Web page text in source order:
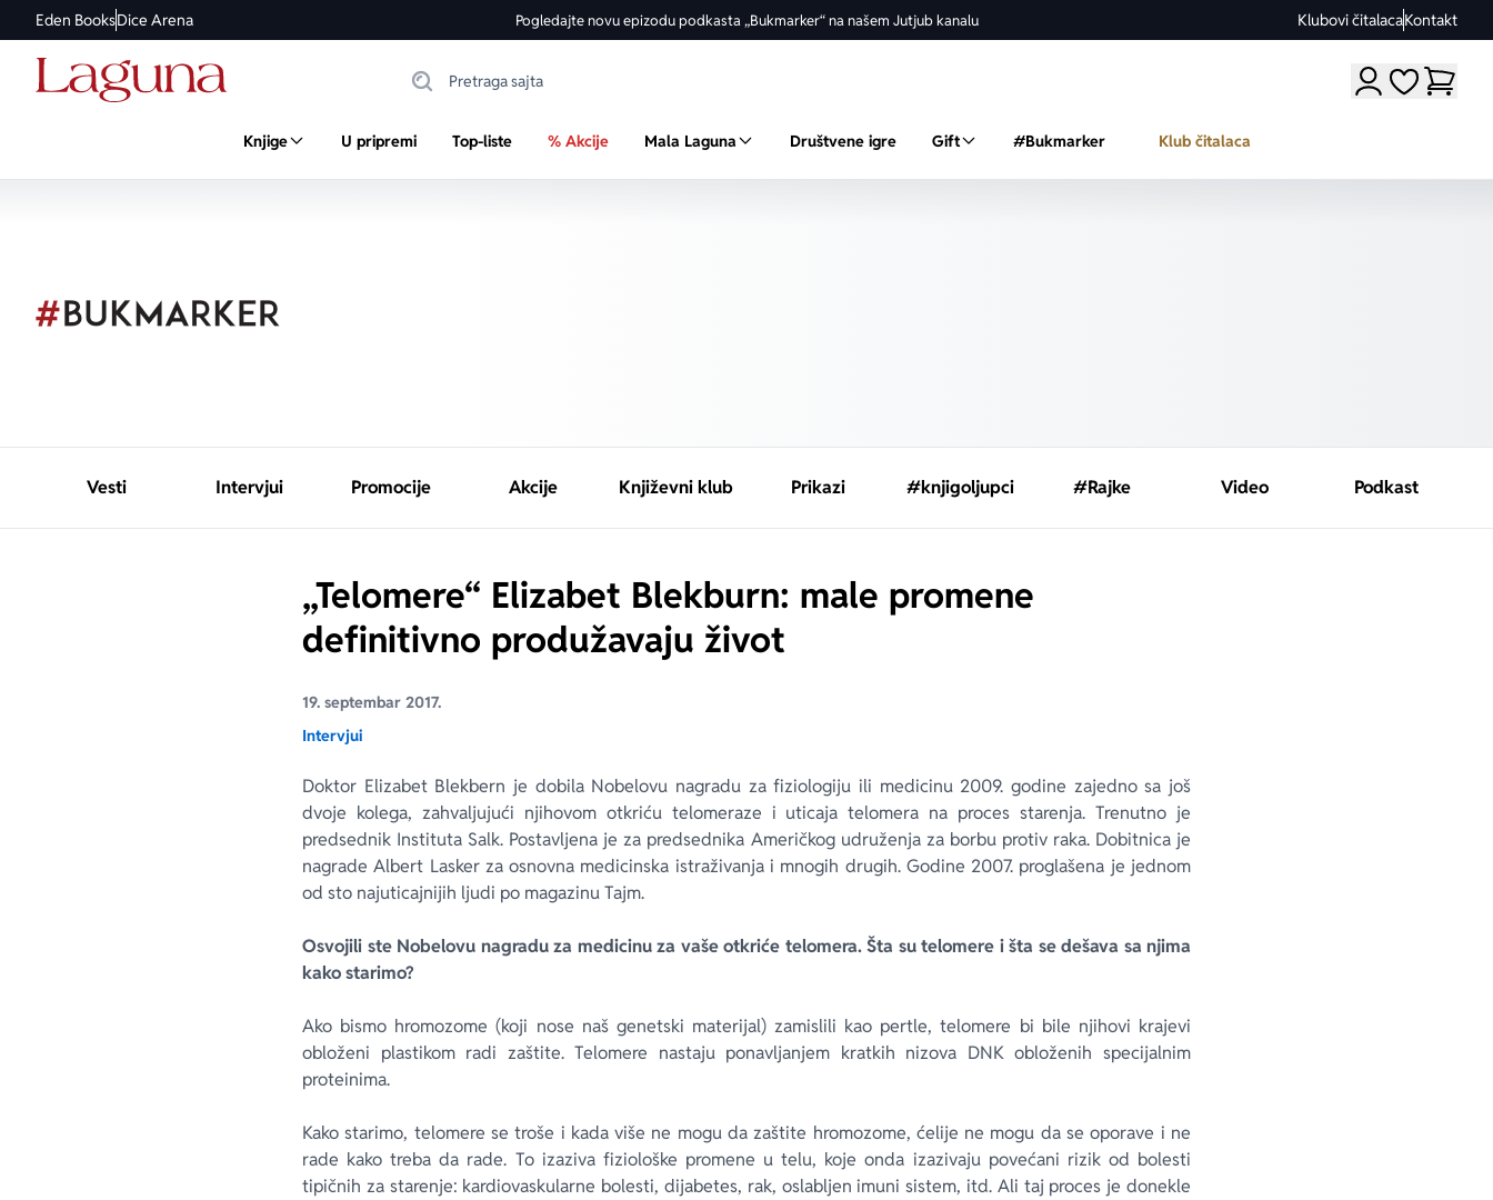
Eden BooksDice Arena Pogledajte novu epizodu podkasta „Bukmarker“ na našem Jutjub kanalu Klubovi čitalacaKontakt
Moji omiljeni
Knjige U pripremi Top-liste % Akcije Mala Laguna Društvene igre Gift #Bukmarker Klub čitalaca
Vesti Intervjui Promocije Akcije Književni klub Prikazi #knjigoljupci #Rajke Video Podkast
„Telomere“ Elizabet Blekburn: male promene
definitivno produžavaju život
19. septembar 2017.
Intervjui
Doktor Elizabet Blekbern je dobila Nobelovu nagradu za fiziologiju ili medicinu 2009. godine zajedno sa još
dvoje kolega, zahvaljujući njihovom otkriću telomeraze i uticaja telomera na proces starenja. Trenutno je
predsednik Instituta Salk. Postavljena je za predsednika Američkog udruženja za borbu protiv raka. Dobitnica je
nagrade Albert Lasker za osnovna medicinska istraživanja i mnogih drugih. Godine 2007. proglašena je jednom
od sto najuticajnijih ljudi po magazinu Tajm.
Osvojili ste Nobelovu nagradu za medicinu za vaše otkriće telomera. Šta su telomere i šta se dešava sa njima
kako starimo?
Ako bismo hromozome (koji nose naš genetski materijal) zamislili kao pertle, telomere bi bile njihovi krajevi
obloženi plastikom radi zaštite. Telomere nastaju ponavljanjem kratkih nizova DNK obloženih specijalnim
proteinima.
Kako starimo, telomere se troše i kada više ne mogu da zaštite hromozome, ćelije ne mogu da se oporave i ne
rade kako treba da rade. To izaziva fiziološke promene u telu, koje onda izazivaju povećani rizik od bolesti
tipičnih za starenje: kardiovaskularne bolesti, dijabetes, rak, oslabljen imuni sistem, itd. Ali taj proces je donekle